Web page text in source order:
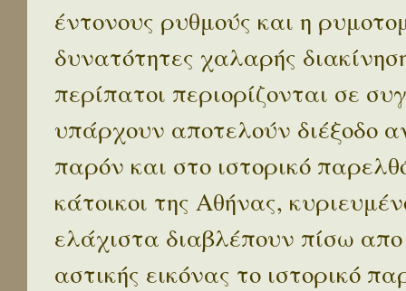
έντονους ρυθμούς και η
δυνατότητες χαλαρής
περίπατοι περιορίζονται σε
υπάρχουν αποτελούν διέξοδο
παρόν και στο ιστορικό
κάτοικοι της Αθήνας,
ελάχιστα διαβλέπουν πίσω
αστικής εικόνας το ιστορικό